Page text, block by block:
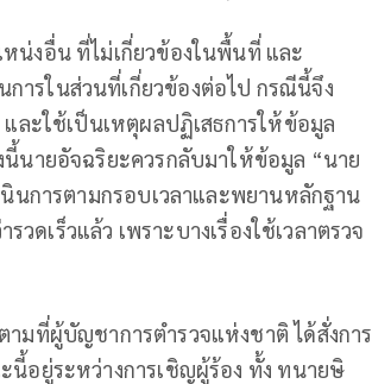
น่งอื่น ที่ไม่เกี่ยวข้องในพื้นที่ และ
ารในส่วนที่เกี่ยวข้องต่อไป กรณีนี้จึง
ละใช้เป็นเหตุผลปฏิเสธการให้ข้อมูล
นายอัจฉริยะควรกลับมาให้ข้อมูล “นาย
นการตามกรอบเวลาและพยานหลักฐาน
ดเร็วแล้ว เพราะบางเรื่องใช้เวลาตรวจ
มที่ผู้บัญชาการตำรวจแห่งชาติ ได้สั่งการ
อยู่ระหว่างการเชิญผู้ร้อง ทั้ง ทนายษิ